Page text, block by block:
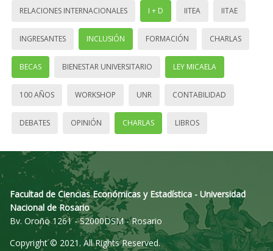
RELACIONES INTERNACIONALES I + D IITEA IITAE
INGRESANTES INCLUSIÓN FORMACIÓN CHARLAS
BECAS BIENESTAR UNIVERSITARIO LEY MICAELA
100 AÑOS WORKSHOP UNR CONTABILIDAD
DEBATES OPINIÓN CHARLAS LIBROS
Facultad de Ciencias Económicas y Estadística - Universidad
Nacional de Rosario
Bv. Oroño 1261 - S2000DSM - Rosario
Copyright © 2021. All Rights Reserved.